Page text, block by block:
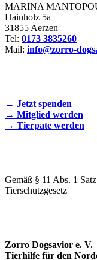
MARINA
Hainholz 5a
31855 Aerzen
Tel: 0173 3835260
Mail: info@zorro-
→ Jetzt spenden
→ Mitglied werden
→ Tierpate werden
Gemäß § 11 Abs. 1
Tierschutzgesetz
Zorro Dogsavior e. V.
Tierhilfe für den